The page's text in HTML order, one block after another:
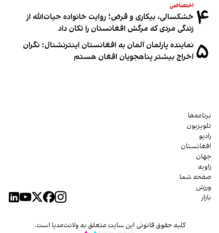
۴ اختصاصی
خشکسالی، بیکاری و قرض؛ روایت خانواده حیات‌الله از
زندگی مردی که مرگش افغانستان را تکان داد
۵ نماینده پارلمان آلمان به افغانستان اینترنشنال: نگران
اخراج بیشتر پناهجویان افغان هستم
برنامه‌ها
تلویزیون
رادیو
افغانستان
جهان
زاویه
صفحه شما
ورزش
بازار
کلیه حقوق قانونی این سایت متعلق به ولانت‌مدیا است.